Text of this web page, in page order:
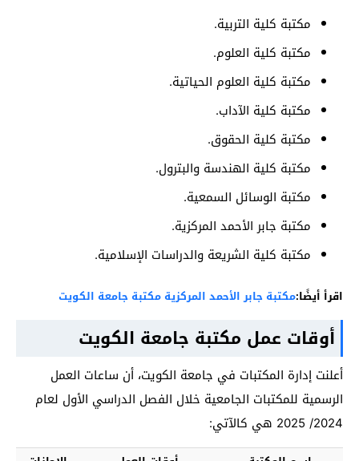
مكتبة كلية التربية.
مكتبة كلية العلوم.
مكتبة كلية العلوم الحياتية.
مكتبة كلية الآداب.
مكتبة كلية الحقوق.
مكتبة كلية الهندسة والبترول.
مكتبة الوسائل السمعية.
مكتبة جابر الأحمد المركزية.
مكتبة كلية الشريعة والدراسات الإسلامية.
اقرأ أيضًا:مكتبة جابر الأحمد المركزية مكتبة جامعة الكويت
أوقات عمل مكتبة جامعة الكويت
أعلنت إدارة المكتبات في جامعة الكويت، أن ساعات العمل
الرسمية للمكتبات الجامعية خلال الفصل الدراسي الأول لعام
2024/ 2025 هي كالآتي: